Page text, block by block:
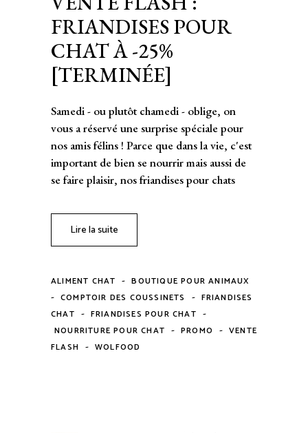
FRIANDISES POUR
CHAT À -25%
[TERMINÉE]
Samedi - ou plutôt chamedi - oblige, on
vous a réservé une surprise spéciale pour
nos amis félins ! Parce que dans la vie, c'est
important de bien se nourrir mais aussi de
se faire plaisir, nos friandises pour chats
Lire la suite
ALIMENT CHAT - BOUTIQUE POUR ANIMAUX
- COMPTOIR DES COUSSINETS - FRIANDISES
CHAT - FRIANDISES POUR CHAT -
NOURRITURE POUR CHAT - PROMO - VENTE
FLASH - WOLFOOD